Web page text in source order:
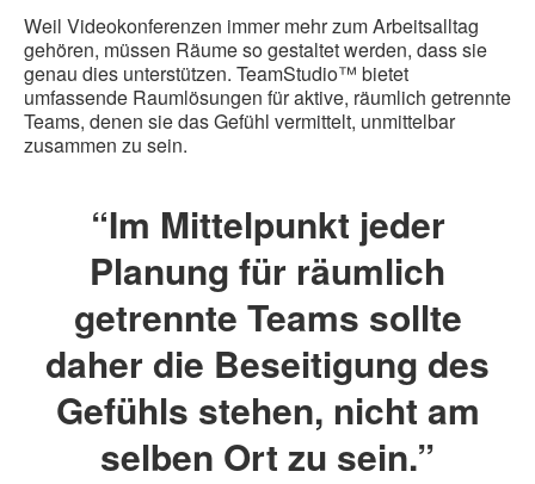
Weil Videokonferenzen immer mehr zum Arbeitsalltag
gehören, müssen Räume so gestaltet werden, dass sie
genau dies unterstützen. TeamStudio™ bietet
umfassende Raumlösungen für aktive, räumlich getrennte
Teams, denen sie das Gefühl vermittelt, unmittelbar
zusammen zu sein.
“Im Mittelpunkt jeder
Planung für räumlich
getrennte Teams sollte
daher die Beseitigung des
Gefühls stehen, nicht am
selben Ort zu sein.”